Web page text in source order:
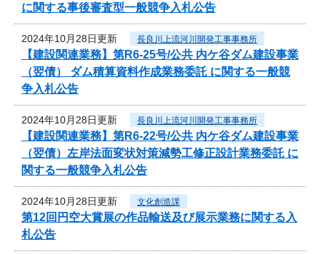
に関する事後審査型一般競争入札公告
2024年10月28日更新 長良川上流河川開発工事事務所
【建設関連業務】第R6-25号/公共 内ケ谷ダム建設事業
（翌債） ダム積算資料作成業務委託 に関する一般競
争入札公告
2024年10月28日更新 長良川上流河川開発工事事務所
【建設関連業務】第R6-22号/公共 内ケ谷ダム建設事業
（翌債）左岸法面変状対策減勢工修正設計業務委託 に
関する一般競争入札公告
2024年10月28日更新 文化創造課
第12回円空大賞展の作品輸送及び展示業務に関する入
札公告